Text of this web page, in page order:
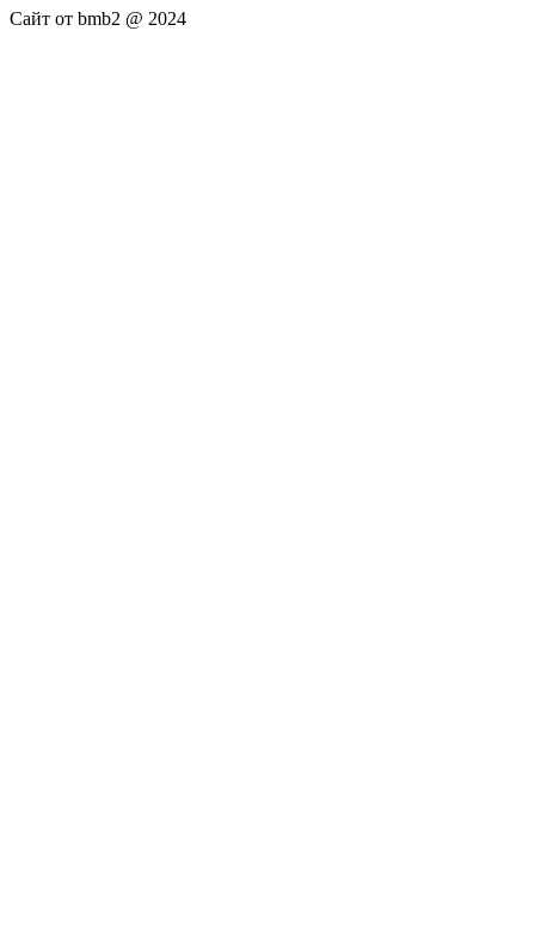
Сайт от bmb2 @ 2024